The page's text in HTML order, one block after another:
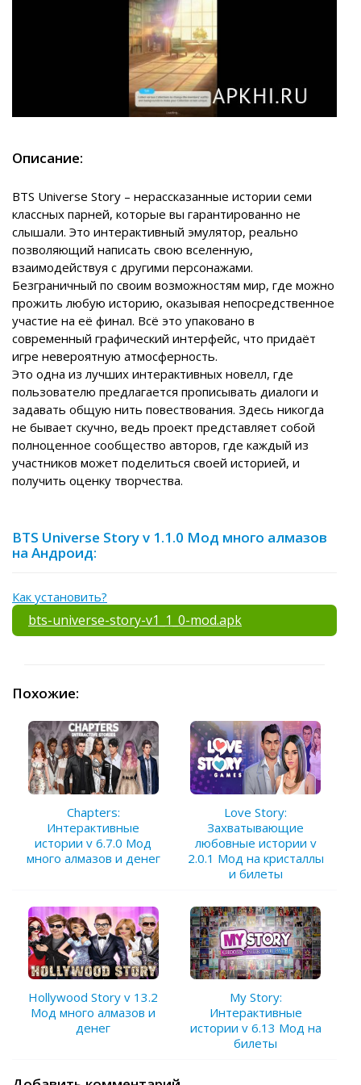
Описание:
BTS Universe Story – нерассказанные истории семи
классных парней, которые вы гарантированно не
слышали. Это интерактивный эмулятор, реально
позволяющий написать свою вселенную,
взаимодействуя с другими персонажами.
Безграничный по своим возможностям мир, где можно
прожить любую историю, оказывая непосредственное
участие на её финал. Всё это упаковано в
современный графический интерфейс, что придаёт
игре невероятную атмосферность.
Это одна из лучших интерактивных новелл, где
пользователю предлагается прописывать диалоги и
задавать общую нить повествования. Здесь никогда
не бывает скучно, ведь проект представляет собой
полноценное сообщество авторов, где каждый из
участников может поделиться своей историей, и
получить оценку творчества.
BTS Universe Story v 1.1.0 Мод много алмазов
на Андроид:
Как установить?
bts-universe-story-v1_1_0-mod.apk
Похожие:
Chapters:
Интерактивные
истории v 6.7.0 Мод
много алмазов и денег
Love Story:
Захватывающие
любовные истории v
2.0.1 Мод на кристаллы
и билеты
Hollywood Story v 13.2
Мод много алмазов и
денег
My Story:
Интерактивные
истории v 6.13 Мод на
билеты